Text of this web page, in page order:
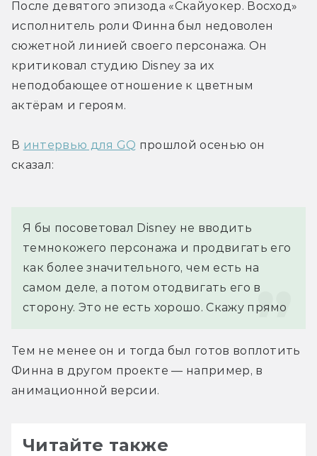
После девятого эпизода «Скайуокер. Восход»
исполнитель роли Финна был недоволен
сюжетной линией своего персонажа. Он
критиковал студию Disney за их
неподобающее отношение к цветным
актёрам и героям.
В интервью для GQ прошлой осенью он
сказал:
Я бы посоветовал Disney не вводить
темнокожего персонажа и продвигать его
как более значительного, чем есть на
самом деле, а потом отодвигать его в
сторону. Это не есть хорошо. Скажу прямо
Тем не менее он и тогда был готов воплотить
Финна в другом проекте — например, в
анимационной версии.
Читайте также